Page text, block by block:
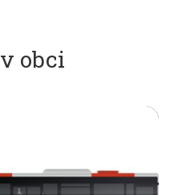
v obci